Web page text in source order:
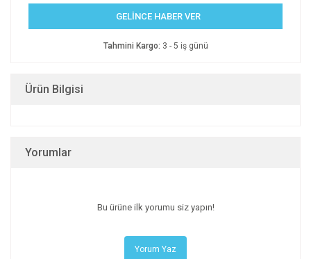
GELİNCE HABER VER
Tahmini Kargo: 3 - 5 iş günü
Ürün Bilgisi
Yorumlar
Bu ürüne ilk yorumu siz yapın!
Yorum Yaz